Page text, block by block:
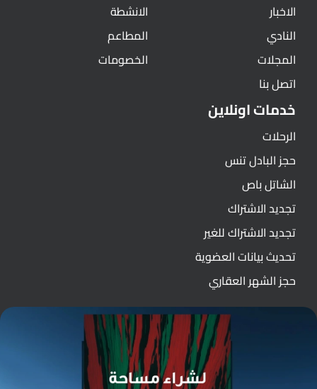
الاخبار
النادي
المجلات
اتصل بنا
الانشطة
المطاعم
الخصومات
خدمات اونلاين
الرحلات
حجز البادل تنس
الشاتل باص
تجديد الاشتراك
تجديد الاشتراك للغير
تحديث بيانات العضوية
حجز الشهر العقاري